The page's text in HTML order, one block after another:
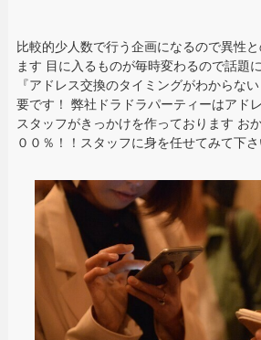
比較的少人数で行う企画になるので異性
ます 目に入るものが毎時変わるので話題
『アドレス交換のタイミングがわからな
要です！ 弊社ドラドラパーティーはアド
スタッフがきっかけを作っております お
００％！！スタッフに身を任せてみて下